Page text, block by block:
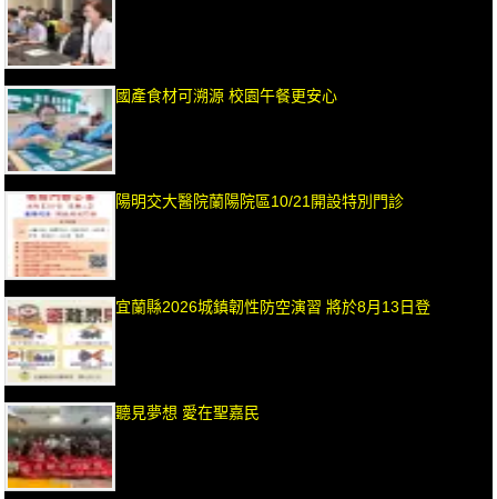
國產食材可溯源 校園午餐更安心
陽明交大醫院蘭陽院區10/21開設特別門診
宜蘭縣2026城鎮韌性防空演習 將於8月13日登
聽見夢想 愛在聖嘉民